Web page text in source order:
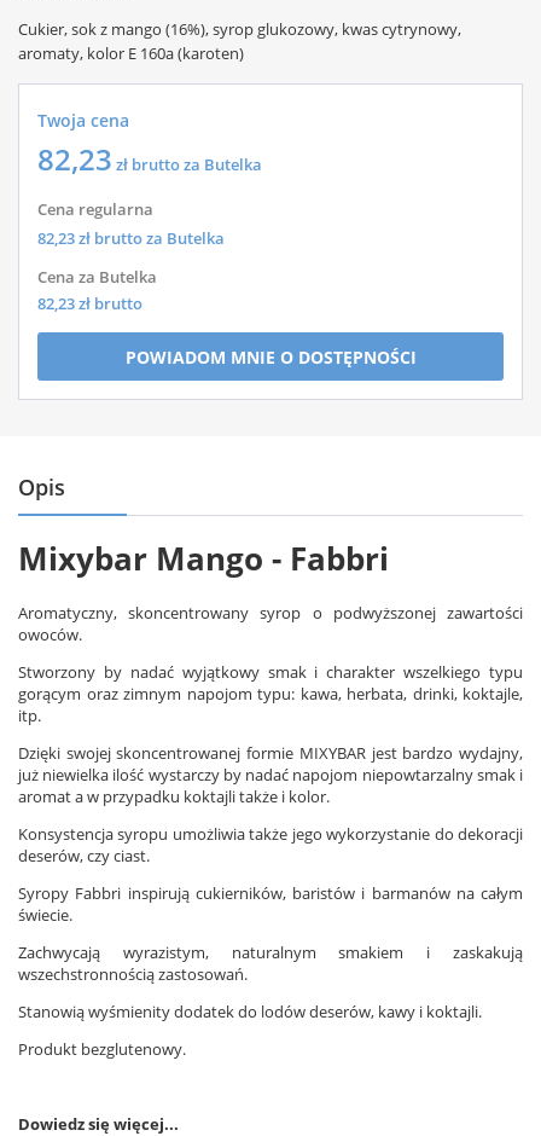
Cukier, sok z mango (16%), syrop glukozowy, kwas cytrynowy,
aromaty, kolor E 160a (karoten)
Twoja cena
82,23 zł brutto za Butelka
Cena regularna
82,23zł brutto za Butelka
Cena za Butelka
82,23zł brutto
POWIADOM MNIE O DOSTĘPNOŚCI
Opis
Mixybar Mango - Fabbri
Aromatyczny, skoncentrowany syrop o podwyższonej zawartości
owoców.
Stworzony by nadać wyjątkowy smak i charakter wszelkiego typu
gorącym oraz zimnym napojom typu: kawa, herbata, drinki, koktajle,
itp.
Dzięki swojej skoncentrowanej formie MIXYBAR jest bardzo wydajny,
już niewielka ilość wystarczy by nadać napojom niepowtarzalny smak i
aromat a w przypadku koktajli także i kolor.
Konsystencja syropu umożliwia także jego wykorzystanie do dekoracji
deserów, czy ciast.
Syropy Fabbri inspirują cukierników, baristów i barmanów na całym
świecie.
Zachwycają wyrazistym, naturalnym smakiem i zaskakują
wszechstronnością zastosowań.
Stanowią wyśmienity dodatek do lodów deserów, kawy i koktajli.
Produkt bezglutenowy.
Dowiedz się więcej...